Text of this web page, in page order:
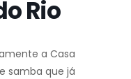
Rio
a Casa
samba que já